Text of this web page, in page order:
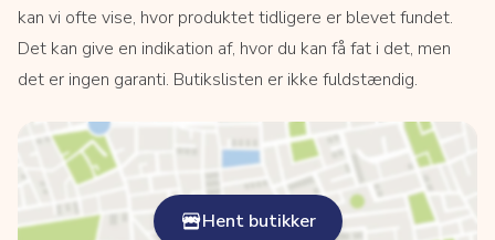
kan vi ofte vise, hvor produktet tidligere er blevet fundet.
Det kan give en indikation af, hvor du kan få fat i det, men
det er ingen garanti. Butikslisten er ikke fuldstændig.
Hent butikker